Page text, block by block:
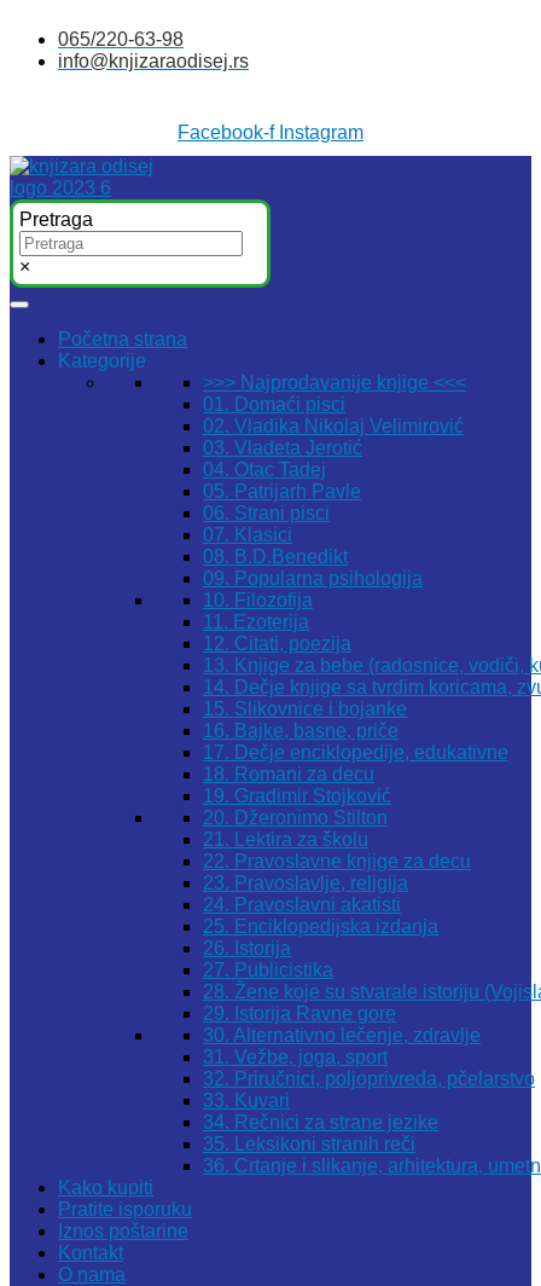
sadržaj
065/220-63-98
info@knjizaraodisej.rs
Facebook-f Instagram
Pretraga
×
Početna strana
Kategorije
>>> Najprodavanije knjige <<<
01. Domaći pisci
02. Vladika Nikolaj Velimirović
03. Vladeta Jerotić
04. Otac Tadej
05. Patrijarh Pavle
06. Strani pisci
07. Klasici
08. B.D.Benedikt
09. Popularna psihologija
10. Filozofija
11. Ezoterija
12. Citati, poezija
13. Knjige za bebe (radosnice, vodiči,
14. Dečje knjige sa tvrdim koricama,
15. Slikovnice i bojanke
16. Bajke, basne, priče
17. Dečje enciklopedije, edukativne
18. Romani za decu
19. Gradimir Stojković
20. Džeronimo Stilton
21. Lektira za školu
22. Pravoslavne knjige za decu
23. Pravoslavlje, religija
24. Pravoslavni akatisti
25. Enciklopedijska izdanja
26. Istorija
27. Publicistika
28. Žene koje su stvarale istoriju
29. Istorija Ravne gore
30. Alternativno lečenje, zdravlje
31. Vežbe, joga, sport
32. Priručnici, poljoprivreda, pčelarstvo
33. Kuvari
34. Rečnici za strane jezike
35. Leksikoni stranih reči
36. Crtanje i slikanje, arhitektura,
Kako kupiti
Pratite isporuku
Iznos poštarine
Kontakt
O nama